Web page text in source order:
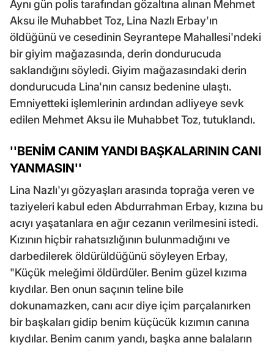
Aynı gün polis tarafından gözaltına alınan Mehmet
Aksu ile Muhabbet Toz, Lina Nazlı Erbay'ın
öldüğünü ve cesedinin Seyrantepe Mahallesi'ndeki
bir giyim mağazasında, derin dondurucuda
saklandığını söyledi. Giyim mağazasındaki derin
dondurucuda Lina'nın cansız bedenine ulaştı.
Emniyetteki işlemlerinin ardından adliyeye sevk
edilen Mehmet Aksu ile Muhabbet Toz, tutuklandı.
''BENİM CANIM YANDI BAŞKALARININ CANI
YANMASIN''
Lina Nazlı'yı gözyaşları arasında toprağa veren ve
taziyeleri kabul eden Abdurrahman Erbay, kızına bu
acıyı yaşatanlara en ağır cezanın verilmesini istedi.
Kızının hiçbir rahatsızlığının bulunmadığını ve
darbedilerek öldürüldüğünü söyleyen Erbay,
"Küçük meleğimi öldürdüler. Benim güzel kızıma
kıydılar. Ben onun saçının teline bile
dokunamazken, canı acır diye içim parçalanırken
bir başkaları gidip benim küçücük kızımın canına
kıydılar. Benim canım yandı, başka anne balaların